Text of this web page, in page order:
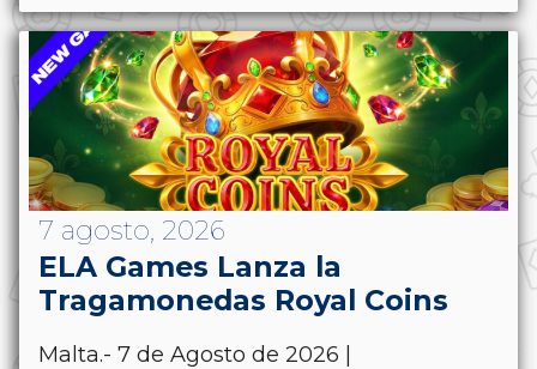
7 agosto, 2026
ELA Games Lanza la
Tragamonedas Royal Coins
Malta.- 7 de Agosto de 2026 |